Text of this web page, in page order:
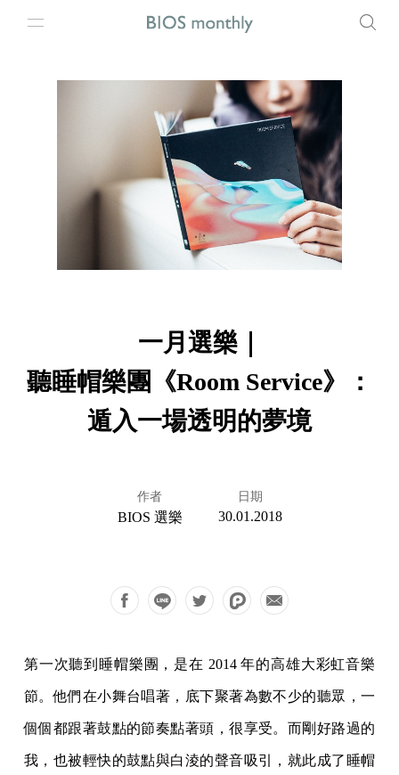
一月選樂｜
聽睡帽樂團《Room Service》：
遁入一場透明的夢境
作者
BIOS 選樂
日期
30.01.2018
第一次聽到睡帽樂團，是在 2014 年的高雄大彩虹音樂
節。他們在小舞台唱著，底下聚著為數不少的聽眾，一
個個都跟著鼓點的節奏點著頭，很享受。而剛好路過的
我，也被輕快的鼓點與白淩的聲音吸引，就此成了睡帽